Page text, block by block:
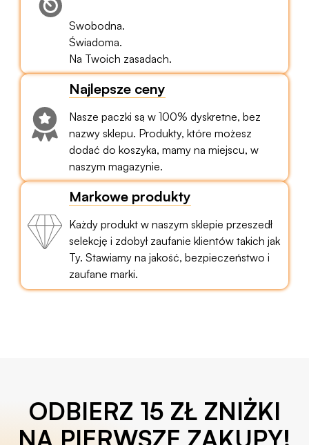
Swobodna.
Świadoma.
Na Twoich zasadach.
Najlepsze ceny
Nasze paczki są w 100% dyskretne, bez
nazwy sklepu. Produkty, które możesz
dodać do koszyka, mamy na miejscu, w
naszym magazynie.
Markowe produkty
Każdy produkt w naszym sklepie przeszedł
selekcję i zdobył zaufanie klientów takich jak
Ty. Stawiamy na jakość, bezpieczeństwo i
zaufane marki.
ODBIERZ 15 ZŁ ZNIŻKI
NA PIERWSZE ZAKUPY!